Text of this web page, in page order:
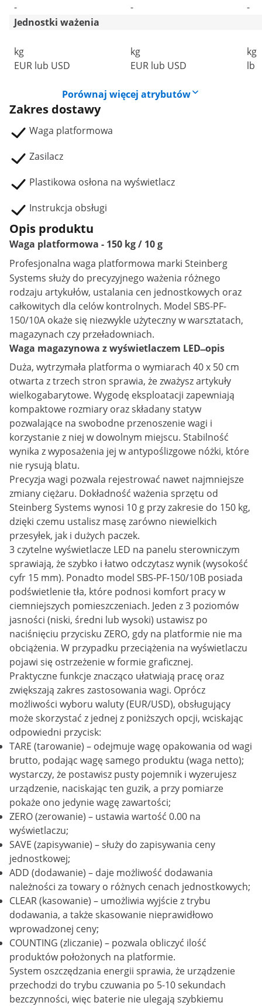
- -
-
Jednostki ważenia
kg
EUR lub USD
kg
EUR lub USD
kg
lb
Porównaj więcej atrybutów
Zakres dostawy
Waga platformowa
Zasilacz
Plastikowa osłona na wyświetlacz
Instrukcja obsługi
Opis produktu
Waga platformowa - 150 kg / 10 g
Profesjonalna waga platformowa marki Steinberg
Systems służy do precyzyjnego ważenia różnego
rodzaju artykułów, ustalania cen jednostkowych oraz
całkowitych dla celów kontrolnych. Model SBS-PF-
150/10A okaże się niezwykle użyteczny w warsztatach,
magazynach czy przeładowniach.
Waga magazynowa z wyświetlaczem LED ̶ opis
Duża, wytrzymała platforma o wymiarach 40 x 50 cm
otwarta z trzech stron sprawia, że zważysz artykuły
wielkogabarytowe. Wygodę eksploatacji zapewniają
kompaktowe rozmiary oraz składany statyw
pozwalające na swobodne przenoszenie wagi i
korzystanie z niej w dowolnym miejscu. Stabilność
wynika z wyposażenia jej w antypoślizgowe nóżki, które
nie rysują blatu.
Precyzja wagi pozwala rejestrować nawet najmniejsze
zmiany ciężaru. Dokładność ważenia sprzętu od
Steinberg Systems wynosi 10 g przy zakresie do 150 kg,
dzięki czemu ustalisz masę zarówno niewielkich
przesyłek, jak i dużych paczek.
3 czytelne wyświetlacze LED na panelu sterowniczym
sprawiają, że szybko i łatwo odczytasz wynik (wysokość
cyfr 15 mm). Ponadto model SBS-PF-150/10B posiada
podświetlenie tła, które podnosi komfort pracy w
ciemniejszych pomieszczeniach. Jeden z 3 poziomów
jasności (niski, średni lub wysoki) ustawisz po
naciśnięciu przycisku ZERO, gdy na platformie nie ma
obciążenia. W przypadku przeciążenia na wyświetlaczu
pojawi się ostrzeżenie w formie graficznej.
Praktyczne funkcje znacząco ułatwiają pracę oraz
zwiększają zakres zastosowania wagi. Oprócz
możliwości wyboru waluty (EUR/USD), obsługujący
może skorzystać z jednej z poniższych opcji, wciskając
odpowiedni przycisk:
TARE (tarowanie) – odejmuje wagę opakowania od wagi
brutto, podając wagę samego produktu (waga netto);
wystarczy, że postawisz pusty pojemnik i wyzerujesz
urządzenie, naciskając ten guzik, a przy pomiarze
pokaże ono jedynie wagę zawartości;
ZERO (zerowanie) – ustawia wartość 0.00 na
wyświetlaczu;
SAVE (zapisywanie) – służy do zapisywania ceny
jednostkowej;
ADD (dodawanie) – daje możliwość dodawania
należności za towary o różnych cenach jednostkowych;
CLEAR (kasowanie) – umożliwia wyjście z trybu
dodawania, a także skasowanie nieprawidłowo
wprowadzonej ceny;
COUNTING (zliczanie) – pozwala obliczyć ilość
produktów położonych na platformie.
System oszczędzania energii sprawia, że urządzenie
przechodzi do trybu czuwania po 5-10 sekundach
bezczynności, więc baterie nie ulegają szybkiemu